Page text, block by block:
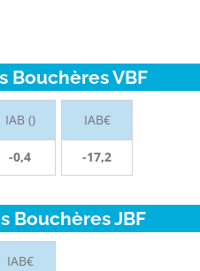
Bouchères VBF
IAB ()
-0,4
IAB€
-17,2
Bouchères JBF
IAB€